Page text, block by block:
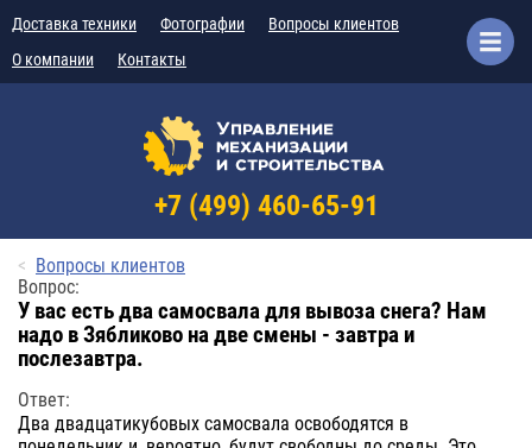
Доставка техники Фотографии
Вопросы клиентов
О компании
Контакты
+7 (499) 460-65-91
Вопросы клиентов
Вопрос:
У вас есть два самосвала для вывоза снега? Нам
надо в Зябликово на две смены - завтра и
послезавтра.
Ответ:
Два двадцатикубовых самосвала освободятся в